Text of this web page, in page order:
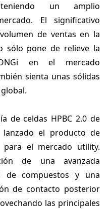
un amplio
El significativo
de ventas en la
sólo pone de relieve la
en el mercado
sienta unas sólidas
de celdas HPBC 2.0 de
lanzado el producto de
el mercado utility.
de una avanzada
de compuestos y una
de contacto posterior
las principales